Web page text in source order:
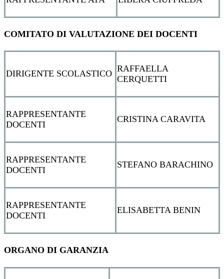
COMITATO DI VALUTAZIONE DEI DOCENTI
DIRIGENTE SCOLASTICO RAFFAELLA
CERQUETTI
RAPPRESENTANTE
DOCENTI
CRISTINA CARAVITA
RAPPRESENTANTE
DOCENTI
STEFANO BARACHINO
RAPPRESENTANTE
DOCENTI
ELISABETTA BENIN
ORGANO DI GARANZIA